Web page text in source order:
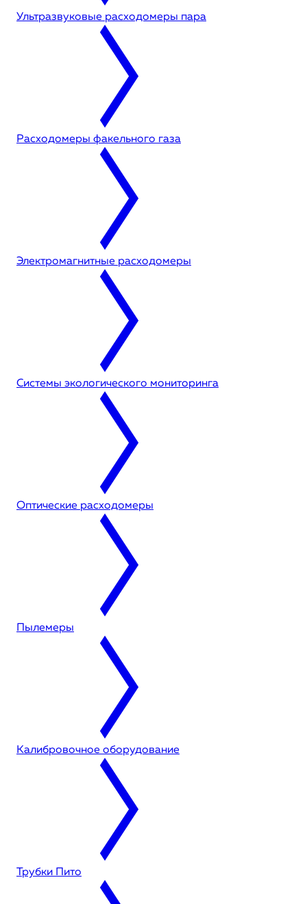
Ультразвуковые расходомеры пара
Расходомеры факельного газа
Электромагнитные расходомеры
Системы экологического мониторинга
Оптические расходомеры
Пылемеры
Калибровочное оборудование
Трубки Пито